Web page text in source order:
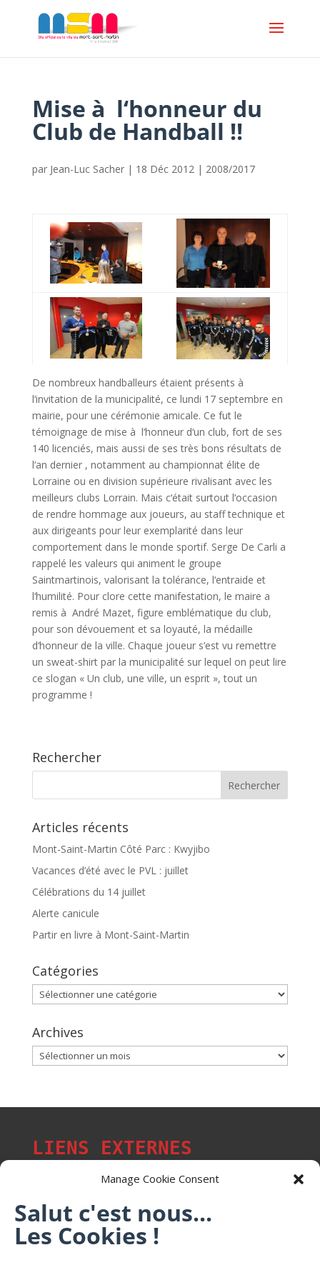
Manage Cookie Consent
Salut c'est nous...
Les Cookies !
Mise à l‘honneur du
Club de Handball !!
par Jean-Luc Sacher| 18 Déc 2012| 2008/2017
De nombreux handballeurs étaient présents à
l‘invitation de la municipalité, ce lundi 17 septembre en
mairie, pour une cérémonie amicale. Ce fut le
témoignage de mise à l‘honneur d‘un club, fort de ses
140 licenciés, mais aussi de ses très bons résultats de
l‘an dernier , notamment au championnat élite de
Lorraine ou en division supérieure rivalisant avec les
meilleurs clubs Lorrain. Mais c‘était surtout l‘occasion
de rendre hommage aux joueurs, au staff technique et
aux dirigeants pour leur exemplarité dans leur
comportement dans le monde sportif. Serge De Carli a
rappelé les valeurs qui animent le groupe
Saintmartinois, valorisant la tolérance, l‘entraide et
l‘humilité. Pour clore cette manifestation, le maire a
remis à André Mazet, figure emblématique du club,
pour son dévouement et sa loyauté, la médaille
d‘honneur de la ville. Chaque joueur s‘est vu remettre
un sweat-shirt par la municipalité sur lequel on peut lire
ce slogan « Un club, une ville, un esprit », tout un
programme !
Rechercher
Articles récents
Mont-Saint-Martin Côté Parc : Kwyjibo
Vacances d’été avec le PVL : juillet
Célébrations du 14 juillet
Alerte canicule
Partir en livre à Mont-Saint-Martin
Catégories
Catégories
Archives
Archives
LIENS EXTERNES
Les p'tits citoyens de Mont-Saint-Martin
Trail Saintmartinois Daniel FEITE